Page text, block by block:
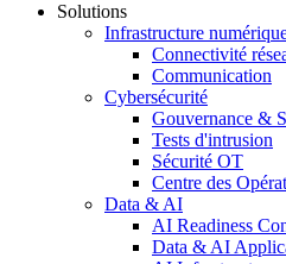
Solutions
Infrastructure
Connectivité
Communication
Cybersécurité
Gouvernance &
Tests d'intrusion
Sécurité OT
Centre des
Data & AI
AI Readiness
Data & AI